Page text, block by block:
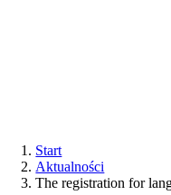
Start
Aktualności
The registration for